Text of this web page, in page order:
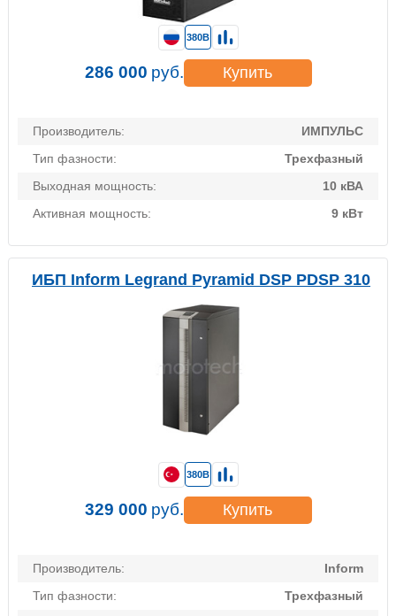
Производитель:
ИМПУЛЬС
Тип фазности:
Трехфазный
Выходная мощность:
10 кВА
Активная мощность:
9 кВт
380В
286 000 руб. Купить
ИБП Inform Legrand Pyramid DSP PDSP 310
Производитель:
Inform
Тип фазности:
Трехфазный
380В
329 000 руб. Купить